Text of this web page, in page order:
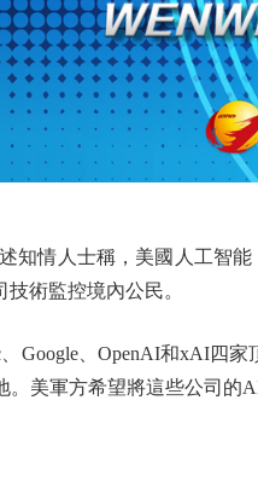
情人士稱，美國人工智能
術監控境內公民。
、OpenAI和xAI四家
美軍方希望將這些公司